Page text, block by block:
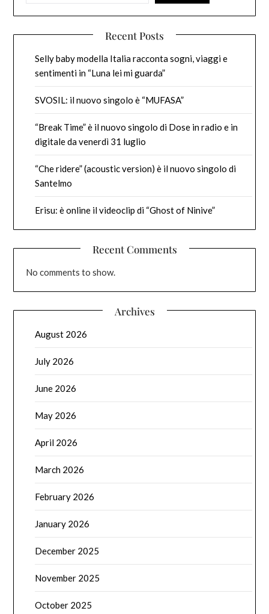
Recent Posts
Selly baby modella Italia racconta sogni, viaggi e
sentimenti in “Luna lei mi guarda”
SVOSIL: il nuovo singolo è “MUFASA”
“Break Time” è il nuovo singolo di Dose in radio e in
digitale da venerdì 31 luglio
“Che ridere” (acoustic version) è il nuovo singolo di
Santelmo
Erisu: è online il videoclip di “Ghost of Ninive”
Recent Comments
No comments to show.
Archives
August 2026
July 2026
June 2026
May 2026
April 2026
March 2026
February 2026
January 2026
December 2025
November 2025
October 2025